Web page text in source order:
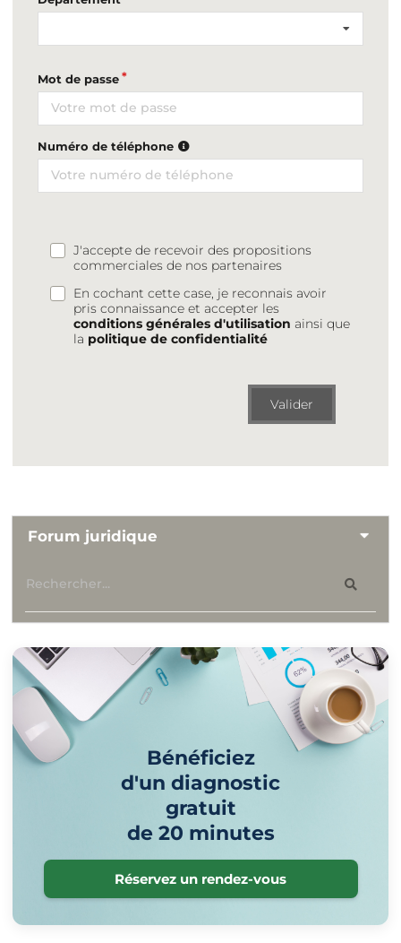
Mot de passe
Numéro de téléphone
J'accepte de recevoir des propositions
commerciales de nos partenaires
En cochant cette case, je reconnais avoir
pris connaissance et accepter les
conditions générales d'utilisation ainsi que
la politique de confidentialité
Valider
Forum juridique
Bénéficiez
d'un diagnostic
gratuit
de 20 minutes
Réservez un rendez-vous